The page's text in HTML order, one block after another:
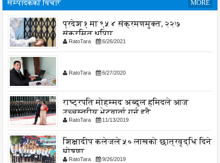
सम्पादकको विचार MORE
प्रदेश १ मा ९५४ संक्रमणमुक्त, २२७
संक्रमित थपिए
RatoTara 6/26/2021
RatoTara 6/27/2020
राष्ट्रपति मोहम्मद अब्दुल हमिदले आज
उच्चस्तरीय भेटवार्ता गर्नु हुदै,
RatoTara 11/13/2019
शिक्षादीप कलेजले ५० लाखको छात्रवृद्धि दिने
घोषणा
RatoTara 9/26/2019